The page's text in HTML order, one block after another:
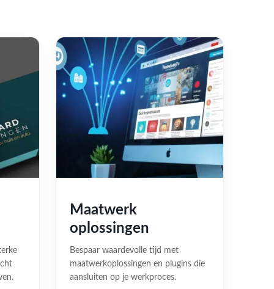
Maatwerk
oplossingen
Bespaar waardevolle tijd met
maatwerkoplossingen en plugins die
aansluiten op je werkproces.